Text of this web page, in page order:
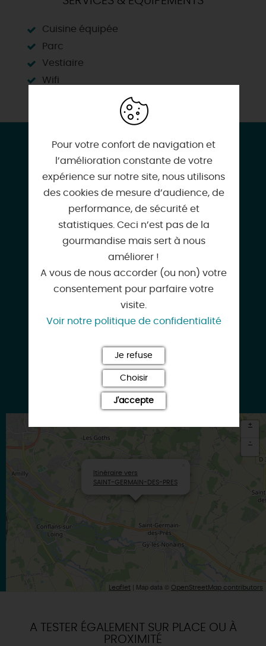
Cuisine équipée
Parc
Vestiaire
Wifi
CONTACT & LOCALISATION
Réception à la Ferme du Javot
Chemin des Grands Javots
45220 SAINT-GERMAIN-DES-PRES
02 38 94 62 30
lejavot.com
Itinéraire vers
SAINT-GERMAIN-DES-PRES
+
-
Leaflet | Map data © OpenStreetMap contributors
A TESTER ÉGALEMENT SUR PLACE OU À
PROXIMITÉ
Pour votre confort de navigation et
l’amélioration constante de votre
expérience sur notre site, nous utilisons
des cookies de mesure d’audience, de
performance, de sécurité et
statistiques. Ceci n’est pas de la
gourmandise mais sert à nous
améliorer !
A vous de nous accorder (ou non) votre
consentement pour parfaire votre
visite.
Voir notre politique de confidentialité
Je refuse
Choisir
J'accepte